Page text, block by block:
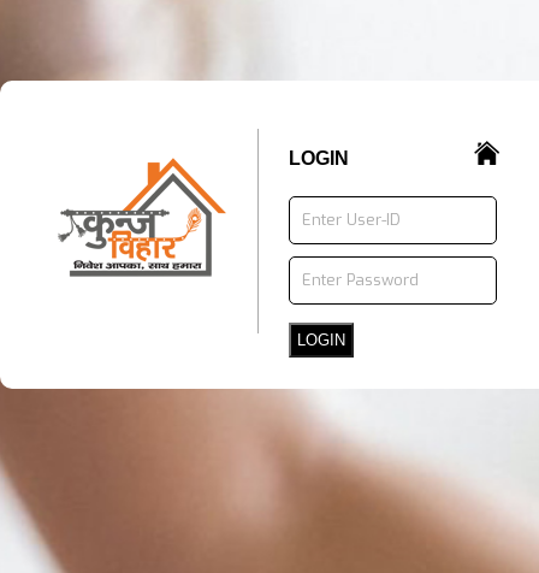
LOGIN
LOGIN